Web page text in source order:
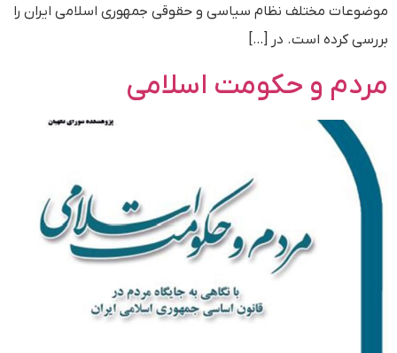
موضوعات مختلف نظام سیاسی و حقوقی جمهوری اسلامی ایران را
بررسی کرده است. در […]
مردم و حکومت اسلامی